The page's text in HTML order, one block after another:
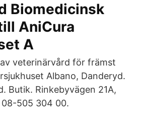
Biomedicinsk
AniCura
A
veterinärvård för främst
Albano, Danderyd.
Butik. Rinkebyvägen 21A,
08-505 304 00.